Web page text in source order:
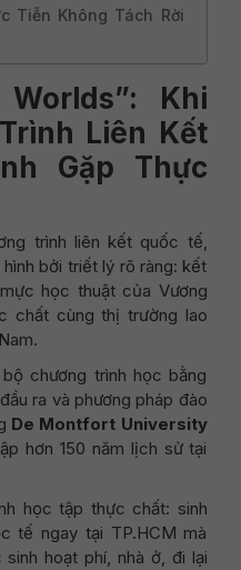
Tiễn Không Tách Rời
Khi
Liên Kết
Gặp Thực
trình liên kết quốc tế,
bởi triết lý rõ ràng: kết
học thuật của Vương
chất cùng thị trường lao
chương trình học bằng
ra và phương pháp đào
De Montfort University
hơn 150 năm lịch sử tại
học tập thực chất: sinh
tế ngay tại TP.HCM mà
hoạt phí, nhà ở, đi lại